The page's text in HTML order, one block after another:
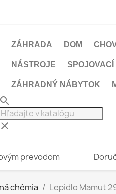
ZÁHRADA DOM
NÁSTROJE
ZÁHRADNÝ NÁBYTOK
search
clear
prevodom
chémia Lepidlo Mamut